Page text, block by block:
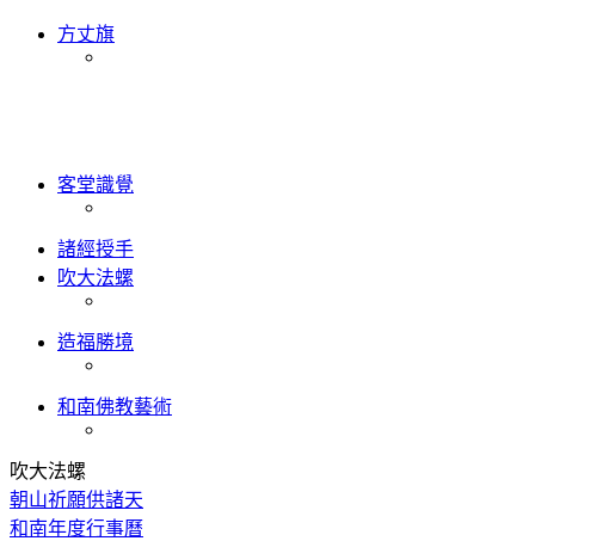
方丈旗
客堂識覺
諸經授手
吹大法螺
造福勝境
和南佛教藝術
吹大法螺
朝山祈願供諸天
和南年度行事曆